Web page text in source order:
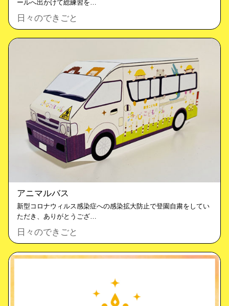
ールへ出かけて総練習を…
日々のできごと
アニマルバス
新型コロナウィルス感染症への感染拡大防止で登園自粛をしてい
ただき、ありがとうござ…
日々のできごと